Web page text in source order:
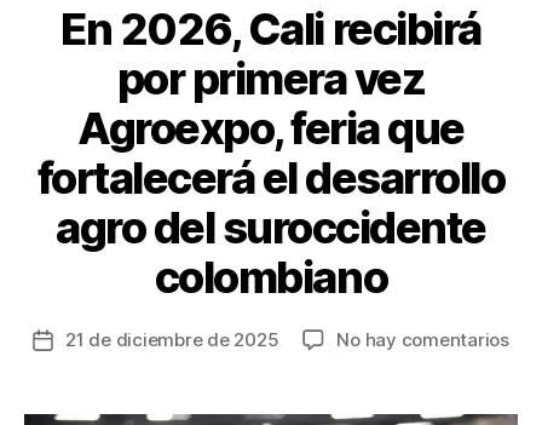
En 2026, Cali recibirá
por primera vez
Agroexpo, feria que
fortalecerá el desarrollo
agro del suroccidente
colombiano
Fecha
entrada
21 de diciembre de 2025 No hay comentariosen
Cali